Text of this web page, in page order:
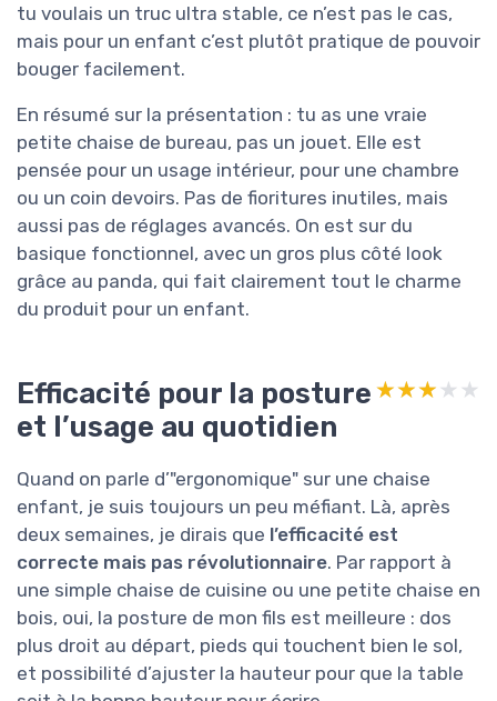
tu voulais un truc ultra stable, ce n’est pas le cas,
mais pour un enfant c’est plutôt pratique de pouvoir
bouger facilement.
En résumé sur la présentation : tu as une vraie
petite chaise de bureau, pas un jouet. Elle est
pensée pour un usage intérieur, pour une chambre
ou un coin devoirs. Pas de fioritures inutiles, mais
aussi pas de réglages avancés. On est sur du
basique fonctionnel, avec un gros plus côté look
grâce au panda, qui fait clairement tout le charme
du produit pour un enfant.
Efficacité pour la posture
et l’usage au quotidien
★★★★★
★★★★★
Quand on parle d’"ergonomique" sur une chaise
enfant, je suis toujours un peu méfiant. Là, après
deux semaines, je dirais que l’efficacité est
correcte mais pas révolutionnaire. Par rapport à
une simple chaise de cuisine ou une petite chaise en
bois, oui, la posture de mon fils est meilleure : dos
plus droit au départ, pieds qui touchent bien le sol,
et possibilité d’ajuster la hauteur pour que la table